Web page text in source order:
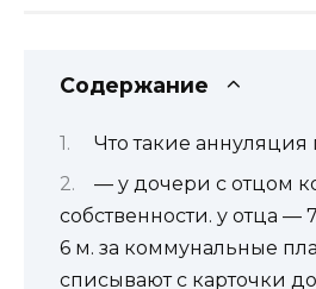
Содержание
Что такие
— у дочери с отцом
собственности. у отца
6 м. за коммунальные
списывают с карточки